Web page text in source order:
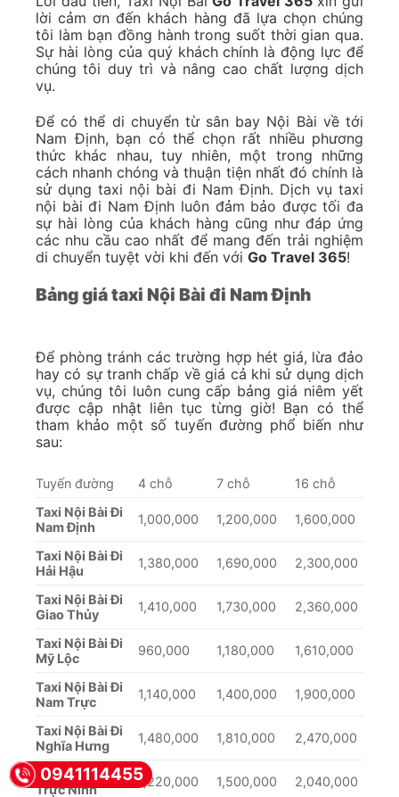
lời cảm ơn đến khách hàng đã lựa chọn chúng
tôi làm bạn đồng hành trong suốt thời gian qua.
Sự hài lòng của quý khách chính là động lực để
chúng tôi duy trì và nâng cao chất lượng dịch
vụ.
Để có thể di chuyển từ sân bay Nội Bài về tới
Nam Định, bạn có thể chọn rất nhiều phương
thức khác nhau, tuy nhiên, một trong những
cách nhanh chóng và thuận tiện nhất đó chính là
sử dụng taxi nội bài đi Nam Định. Dịch vụ taxi
nội bài đi Nam Định luôn đảm bảo được tối đa
sự hài lòng của khách hàng cũng như đáp ứng
các nhu cầu cao nhất để mang đến trải nghiệm
di chuyển tuyệt vời khi đến với Go Travel 365!
Bảng giá taxi Nội Bài đi Nam Định
Để phòng tránh các trường hợp hét giá, lừa đảo
hay có sự tranh chấp về giá cả khi sử dụng dịch
vụ, chúng tôi luôn cung cấp bảng giá niêm yết
được cập nhật liên tục từng giờ! Bạn có thể
tham khảo một số tuyến đường phổ biến như
sau:
Tuyến đường 4 chỗ 7 chỗ
16 chỗ
Taxi Nội Bài Đi
Nam Định
1,000,000 1,200,000 1,600,000
Taxi Nội Bài Đi
Hải Hậu
1,380,000 1,690,000 2,300,000
Taxi Nội Bài Đi
Giao Thủy
1,410,000 1,730,000 2,360,000
Taxi Nội Bài Đi
Mỹ Lộc
960,000 1,180,000 1,610,000
Taxi Nội Bài Đi
Nam Trực
1,140,000 1,400,000 1,900,000
Taxi Nội Bài Đi
Nghĩa Hưng
1,480,000 1,810,000 2,470,000
Taxi Nội Bài Đi
Trực Ninh
1,220,000 1,500,000 2,040,000
0941114455